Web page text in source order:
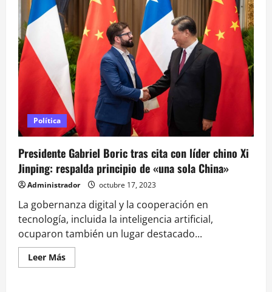
Política
Presidente Gabriel Boric tras cita con líder chino Xi
Jinping: respalda principio de «una sola China»
Administrador octubre 17, 2023
La gobernanza digital y la cooperación en
tecnología, incluida la inteligencia artificial,
ocuparon también un lugar destacado...
Leer MásLeer
más